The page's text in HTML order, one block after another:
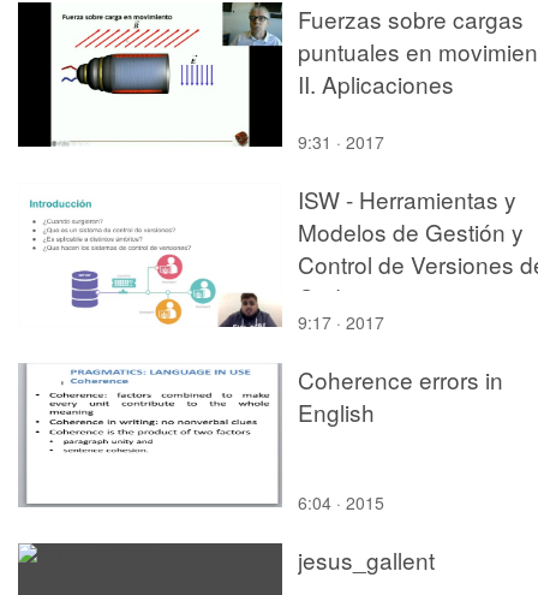
Fuerzas sobre cargas
puntuales en
II. Aplicaciones
9:31 · 2017
ISW - Herramientas y
Modelos de Gestión y
Control de Versiones
Codigo
9:17 · 2017
Coherence errors in
English
6:04 · 2015
jesus_gallent